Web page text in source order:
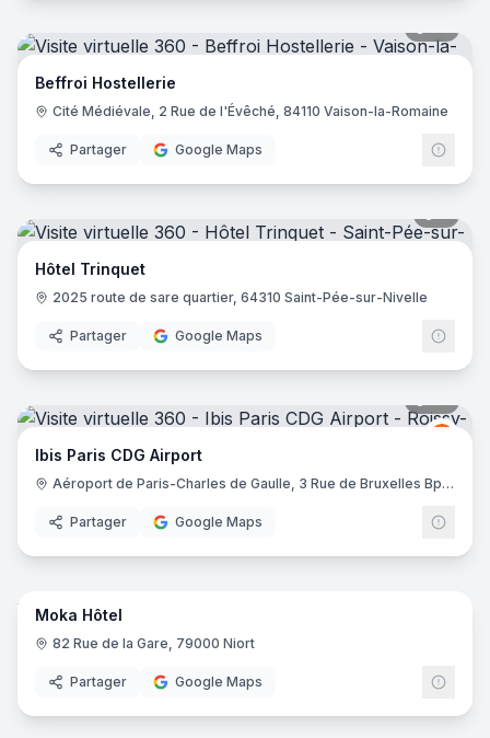
Beffroi Hostellerie
Cité Médiévale, 2 Rue de l'Évêché, 84110 Vaison-la-Romaine
Partager Google Maps
Hôtel Trinquet
2025 route de sare quartier, 64310 Saint-Pée-sur-Nivelle
Partager Google Maps
Ibis
Ibis Paris CDG Airport
Aéroport de Paris-Charles de Gaulle, 3 Rue de Bruxelles Bp 11122, 93290 Roissy-en-France
Partager Google Maps
14
Moka Hôtel
82 Rue de la Gare, 79000 Niort
Partager Google Maps